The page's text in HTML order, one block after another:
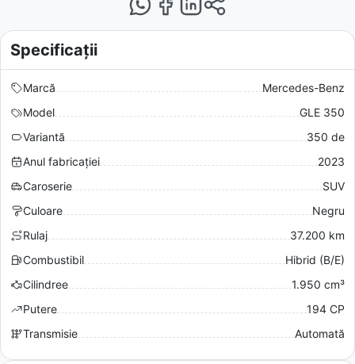
Specificații
Marcă
Mercedes-Benz
Model
GLE 350
Variantă
350 de
Anul fabricației
2023
Caroserie
SUV
Culoare
Negru
Rulaj
37.200 km
Combustibil
Hibrid (B/E)
Cilindree
1.950 cm³
Putere
194 CP
Transmisie
Automată